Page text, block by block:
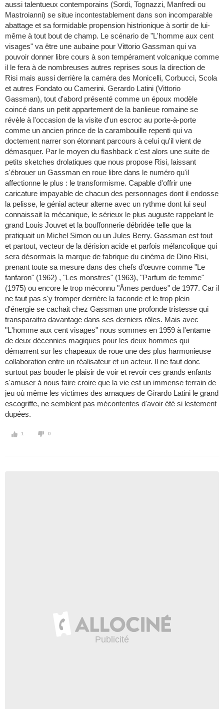
aussi talentueux contemporains (Sordi, Tognazzi, Manfredi ou
Mastroianni) se situe incontestablement dans son incomparable
abattage et sa formidable propension histrionique à sortir de lui-
même à tout bout de champ. Le scénario de "L'homme aux cent
visages" va être une aubaine pour Vittorio Gassman qui va
pouvoir donner libre cours à son tempérament volcanique comme
il le fera à de nombreuses autres reprises sous la direction de
Risi mais aussi derrière la caméra des Monicelli, Corbucci, Scola
et autres Fondato ou Camerini. Gerardo Latini (Vittorio
Gassman), tout d'abord présenté comme un époux modèle
coincé dans un petit appartement de la banlieue romaine se
révèle à l'occasion de la visite d'un escroc au porte-à-porte
comme un ancien prince de la carambouille repenti qui va
doctement narrer son étonnant parcours à celui qu'il vient de
démasquer. Par le moyen du flashback c'est alors une suite de
petits sketches drolatiques que nous propose Risi, laissant
s'ébrouer un Gassman en roue libre dans le numéro qu'il
affectionne le plus : le transformisme. Capable d'offrir une
caricature impayable de chacun des personnages dont il endosse
la pelisse, le génial acteur alterne avec un rythme dont lui seul
connaissait la mécanique, le sérieux le plus auguste rappelant le
grand Louis Jouvet et la bouffonnerie débridée telle que la
pratiquait un Michel Simon ou un Jules Berry. Gassman est tout
et partout, vecteur de la dérision acide et parfois mélancolique qui
sera désormais la marque de fabrique du cinéma de Dino Risi,
prenant toute sa mesure dans des chefs d'œuvre comme "Le
fanfaron" (1962) , "Les monstres" (1963), "Parfum de femme"
(1975) ou encore le trop méconnu "Âmes perdues" de 1977. Car il
ne faut pas s'y tromper derrière la faconde et le trop plein
d'énergie se cachait chez Gassman une profonde tristesse qui
transparaitra davantage dans ses derniers rôles. Mais avec
"L'homme aux cent visages" nous sommes en 1959 à l'entame
de deux décennies magiques pour les deux hommes qui
démarrent sur les chapeaux de roue une des plus harmonieuse
collaboration entre un réalisateur et un acteur. Il ne faut donc
surtout pas bouder le plaisir de voir et revoir ces grands enfants
s'amuser à nous faire croire que la vie est un immense terrain de
jeu où même les victimes des arnaques de Girardo Latini le grand
escogriffe, ne semblent pas mécontentes d'avoir été si lestement
dupées.
1 0